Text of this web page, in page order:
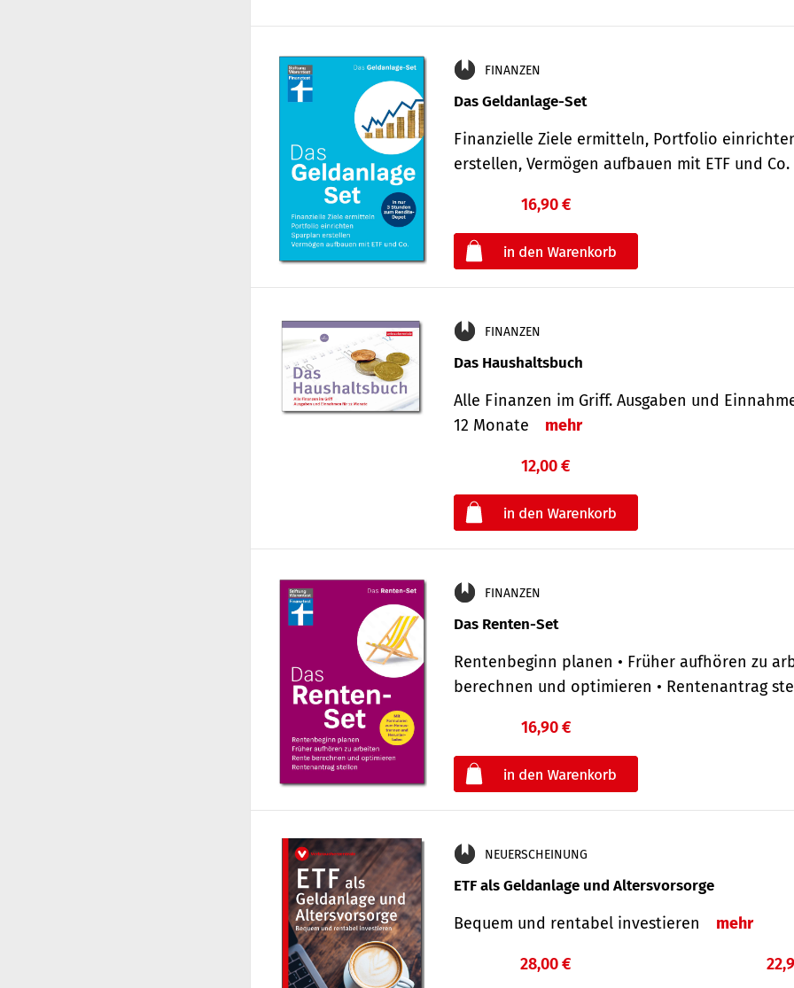
FINANZEN
Das Geldanlage-Set
Finanzielle Ziele ermitteln, Portfolio
erstellen, Vermögen aufbauen mit ETF und
16,90 €
FINANZEN
Das Haushaltsbuch
Alle Finanzen im Griff. Aus­gaben und
12 Monate
mehr
12,00 €
FINANZEN
Das Renten-Set
Rentenbeginn planen • Früher aufhören zu
berechnen und optimieren • Rentenantrag
16,90 €
NEUERSCHEINUNG
ETF als Geldanlage und Altersvorsorge
Bequem und rentabel investieren mehr
28,00 €